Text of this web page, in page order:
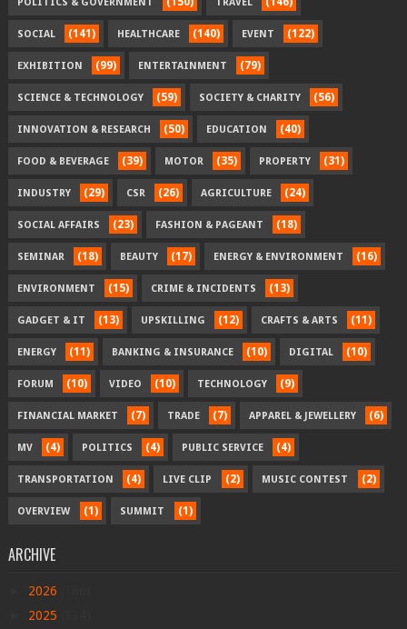
SOCIAL (141) HEALTHCARE (140) EVENT (122)
EXHIBITION (99) ENTERTAINMENT (79)
SCIENCE & TECHNOLOGY (59) SOCIETY & CHARITY (56)
INNOVATION & RESEARCH (50) EDUCATION (40)
FOOD & BEVERAGE (39) MOTOR (35) PROPERTY (31)
INDUSTRY (29) CSR (26) AGRICULTURE (24)
SOCIAL AFFAIRS (23) FASHION & PAGEANT (18)
SEMINAR (18) BEAUTY (17) ENERGY & ENVIRONMENT (16)
ENVIRONMENT (15) CRIME & INCIDENTS (13)
GADGET & IT (13) UPSKILLING (12) CRAFTS & ARTS (11)
ENERGY (11) BANKING & INSURANCE (10) DIGITAL (10)
FORUM (10) VIDEO (10) TECHNOLOGY (9)
FINANCIAL MARKET (7) TRADE (7) APPAREL & JEWELLERY (6)
MV (4) POLITICS (4) PUBLIC SERVICE (4)
TRANSPORTATION (4) LIVE CLIP (2) MUSIC CONTEST (2)
OVERVIEW (1) SUMMIT (1)
ARCHIVE
2026
2025